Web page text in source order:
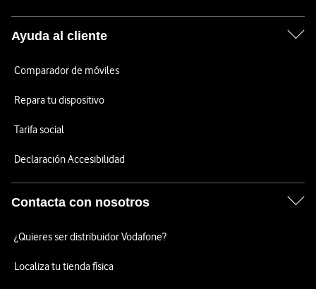
Ayuda al cliente
Comparador de móviles
Repara tu dispositivo
Tarifa social
Declaración Accesibilidad
Contacta con nosotros
¿Quieres ser distribuidor Vodafone?
Localiza tu tienda física